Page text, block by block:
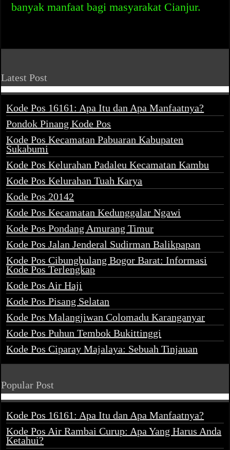
banyak manfaat bagi masyarakat Cianjur.
Latest Post
Kode Pos 16161: Apa Itu dan Apa Manfaatnya?
Pondok Pinang Kode Pos
Kode Pos Kecamatan Pabuaran Kabupaten
Sukabumi
Kode Pos Kelurahan Padaleu Kecamatan Kambu
Kode Pos Kelurahan Tuah Karya
Kode Pos 20142
Kode Pos Kecamatan Kedunggalar Ngawi
Kode Pos Pondang Amurang Timur
Kode Pos Jalan Jenderal Sudirman Balikpapan
Kode Pos Cibungbulang Bogor Barat: Informasi
Kode Pos Terlengkap
Kode Pos Air Haji
Kode Pos Pisang Selatan
Kode Pos Malangjiwan Colomadu Karanganyar
Kode Pos Puhun Tembok Bukittinggi
Kode Pos Ciparay Majalaya: Sebuah Tinjauan
Popular Post
Kode Pos 16161: Apa Itu dan Apa Manfaatnya?
Kode Pos Air Rambai Curup: Apa Yang Harus Anda
Ketahui?